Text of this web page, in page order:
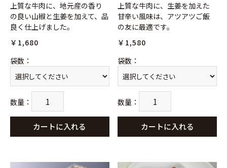
上質な牛肉に、地元産の香り
の良い山椒と生姜を加えて、品
良く仕上げました。
￥1,680
袋数 ：
数量 ：
カートに入れる
上質な牛肉に、生姜を加えた
甘辛い風味は、アツアツご飯
の友に最適です。
￥1,580
袋数 ：
数量 ：
カートに入れる